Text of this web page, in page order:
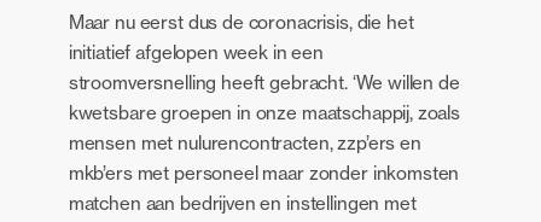
Maar nu eerst dus de coronacrisis, die het
initiatief afgelopen week in een
stroomversnelling heeft gebracht. ‘We willen de
kwetsbare groepen in onze maatschappij, zoals
mensen met nulurencontracten, zzp’ers en
mkb’ers met personeel maar zonder inkomsten
matchen aan bedrijven en instellingen met